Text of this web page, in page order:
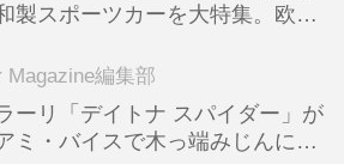
製スポーツカーを大特集。欧州
Magazine編集部
ーリ「デイトナ スパイダー」が
ミ・バイスで木っ端みじんにな